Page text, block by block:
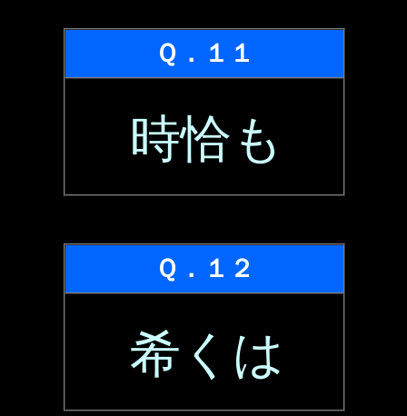
Ｑ．１１
時恰も
Ｑ．１２
希くは